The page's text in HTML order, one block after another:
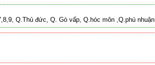
Q.Thủ đức, Q. Gò vấp, Q.hóc môn ,Q.phú nhuận